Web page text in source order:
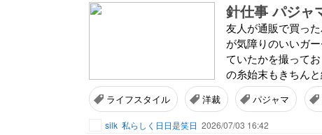
針仕事 パジャ
友人が通販で買っ
が気障りのいいガ
ていたかを撮って
の糸始末もきちん
ライフスタイル 洋裁 パジャマ
silk 私らしく日日是笑日 2026/07/03 16:42